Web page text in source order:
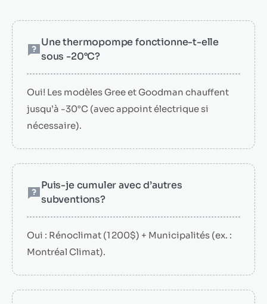
Une thermopompe fonctionne-t-elle
sous -20°C?
Oui! Les modèles Gree et Goodman chauffent
jusqu’à -30°C (avec appoint électrique si
nécessaire).
Puis-je cumuler avec d’autres
subventions?
Oui : Rénoclimat (1 200$) + Municipalités (ex. :
Montréal Climat).